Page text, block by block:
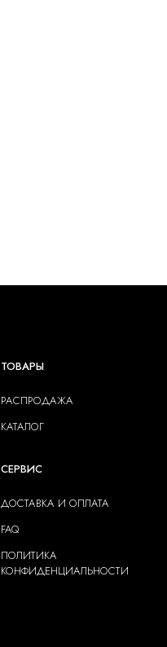
ТОВАРЫ
РАСПРОДАЖА
КАТАЛОГ
СЕРВИС
ДОСТАВКА И ОПЛАТА
FAQ
ПОЛИТИКА
КОНФИДЕНЦИАЛЬНОСТИ